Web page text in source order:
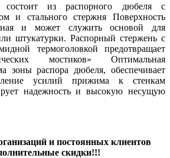
состоит из распорного дюбеля с
и стального стержня Поверхность
и может служить основой для
штукатурки. Распорный стержень с
термоголовкой предотвращает
мостиков» Оптимальная
зоны распора дюбеля, обеспечивает
усилий прижима к стенкам
надежность и высокую несущую
и постоянных клиентов
скидки!!!